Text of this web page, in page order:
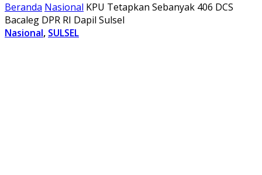
Beranda Nasional KPU Tetapkan Sebanyak 406 DCS
Bacaleg DPR RI Dapil Sulsel
Nasional, SULSEL